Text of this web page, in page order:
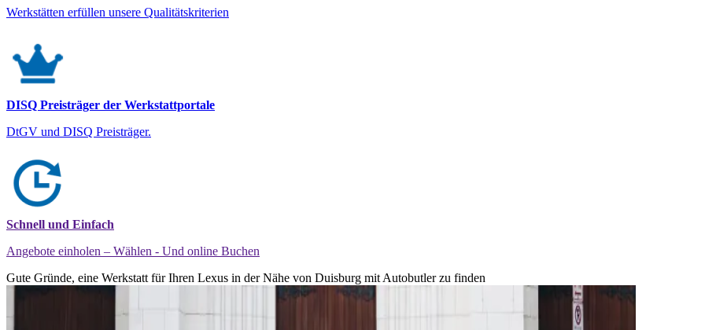
Werkstätten erfüllen unsere Qualitätskriterien
DISQ Preisträger der Werkstattportale
DtGV und DISQ Preisträger.
Schnell und Einfach
Angebote einholen – Wählen - Und online Buchen
Gute Gründe, eine Werkstatt für Ihren Lexus in der Nähe von Duisburg mit Autobutler zu finden